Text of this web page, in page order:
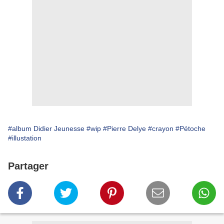
#album Didier Jeunesse #wip #Pierre Delye #crayon #Pétoche
#illustation
Partager